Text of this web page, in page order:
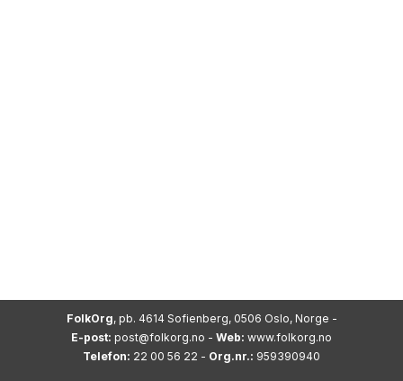
FolkOrg, pb. 4614 Sofienberg, 0506 Oslo, Norge -
E-post: post@folkorg.no - Web: www.folkorg.no
Telefon: 22 00 56 22 - Org.nr.: 959390940